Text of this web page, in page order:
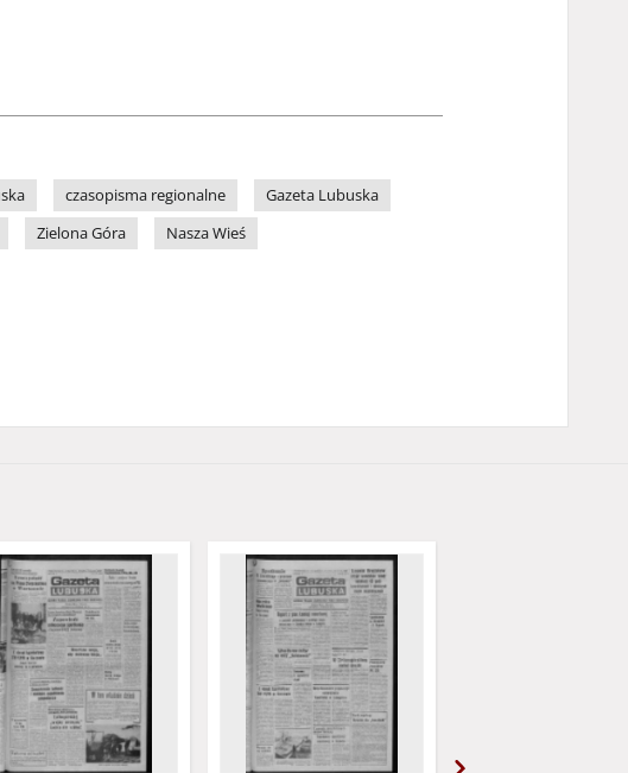
czasopisma regionalne
Gazeta Lubuska
Zielona Góra Nasza Wieś